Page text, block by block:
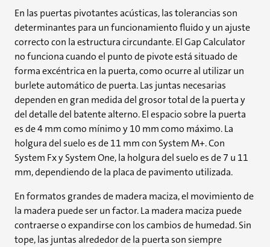
En las puertas pivotantes acústicas, las tolerancias son
determinantes para un funcionamiento fluido y un ajuste
correcto con la estructura circundante. El Gap Calculator
no funciona cuando el punto de pivote está situado de
forma excéntrica en la puerta, como ocurre al utilizar un
burlete automático de puerta. Las juntas necesarias
dependen en gran medida del grosor total de la puerta y
del detalle del batente alterno. El espacio sobre la puerta
es de 4 mm como mínimo y 10 mm como máximo. La
holgura del suelo es de 11 mm con System M+. Con
System Fx y System One, la holgura del suelo es de 7 u 11
mm, dependiendo de la placa de pavimento utilizada.
En formatos grandes de madera maciza, el movimiento de
la madera puede ser un factor. La madera maciza puede
contraerse o expandirse con los cambios de humedad. Sin
tope, las juntas alrededor de la puerta son siempre